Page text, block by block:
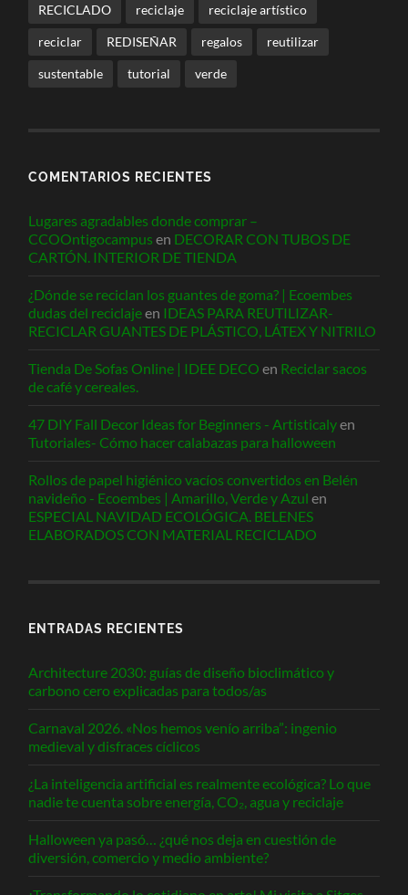
RECICLADO reciclaje reciclaje artístico
reciclar REDISEÑAR regalos reutilizar
sustentable tutorial verde
COMENTARIOS RECIENTES
Lugares agradables donde comprar –
CCOOntigocampus en DECORAR CON TUBOS DE
CARTÓN. INTERIOR DE TIENDA
¿Dónde se reciclan los guantes de goma? | Ecoembes
dudas del reciclajeen IDEAS PARA REUTILIZAR-
RECICLAR GUANTES DE PLÁSTICO, LÁTEX Y NITRILO
Tienda De Sofas Online | IDEE DECO en Reciclar sacos
de café y cereales.
47 DIY Fall Decor Ideas for Beginners - Artisticalyen
Tutoriales- Cómo hacer calabazas para halloween
Rollos de papel higiénico vacíos convertidos en Belén
navideño - Ecoembes | Amarillo, Verde y Azul en
ESPECIAL NAVIDAD ECOLÓGICA. BELENES
ELABORADOS CON MATERIAL RECICLADO
ENTRADAS RECIENTES
Architecture 2030: guías de diseño bioclimático y
carbono cero explicadas para todos/as
Carnaval 2026. «Nos hemos venío arriba”: ingenio
medieval y disfraces cíclicos
¿La inteligencia artificial es realmente ecológica? Lo que
nadie te cuenta sobre energía, CO₂, agua y reciclaje
Halloween ya pasó… ¿qué nos deja en cuestión de
diversión, comercio y medio ambiente?